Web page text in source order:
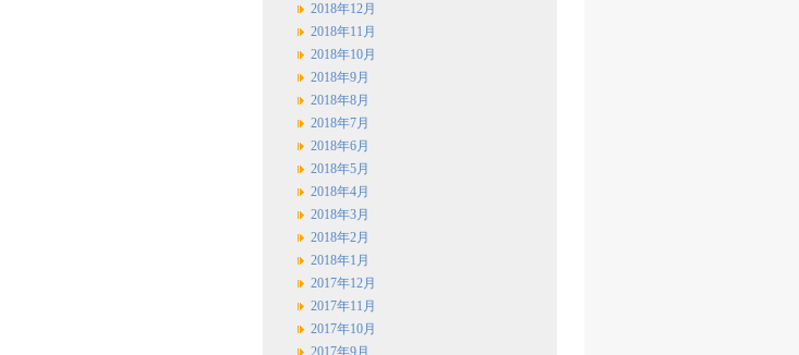
2018年12月
2018年11月
2018年10月
2018年9月
2018年8月
2018年7月
2018年6月
2018年5月
2018年4月
2018年3月
2018年2月
2018年1月
2017年12月
2017年11月
2017年10月
2017年9月